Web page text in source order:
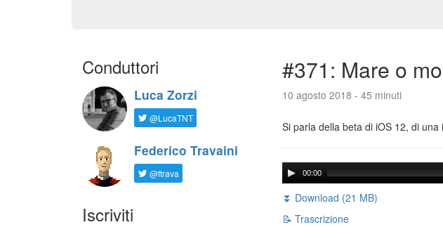
Conduttori
Luca Zorzi
@LucaTNT
Federico Travaini
@ftrava
Iscriviti
#371: Mare o
10 agosto 2018 - 45 minuti
Si parla della beta di iOS 12, di
00:00
⏬ Download (21 MB)
📝 Trascrizione